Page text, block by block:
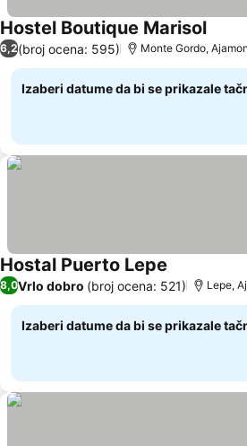
Hostel Boutique Marisol
6,2(broj ocena: 595) Monte Gordo,
Izaberi datume da bi se prikazale
Hostal Puerto Lepe Pogledaj
8,0Vrlo dobro (broj ocena: 521) Lepe,
Izaberi datume da bi se prikazale